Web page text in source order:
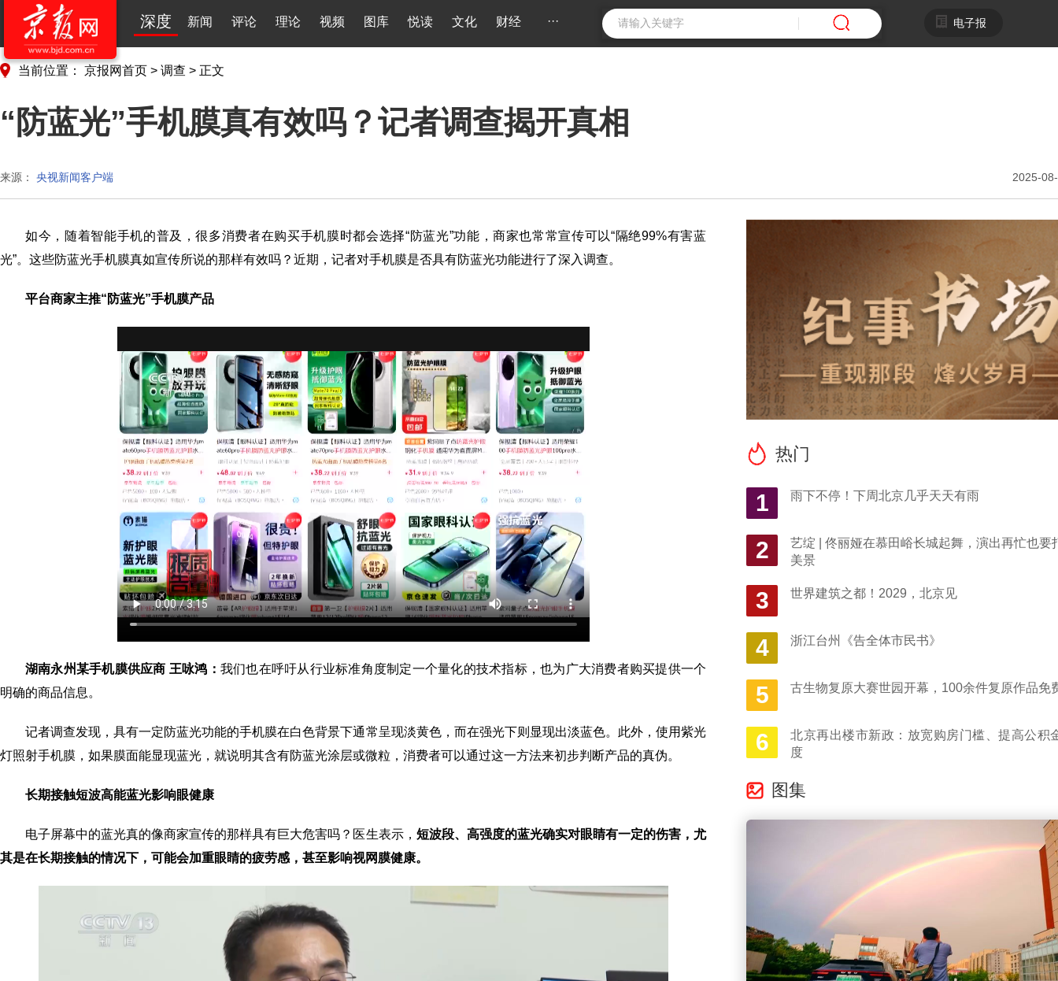
深度 新闻 评论 理论 视频 图库 悦读 文化 财经 ··· 电子报
当前位置： 京报网首页 > 调查 > 正文
“防蓝光”手机膜真有效吗？记者调查揭开真相
来源： 央视新闻客户端 2025-
如今，随着智能手机的普及，很多消费者在购买手机膜时都会选择“防蓝光”功能，商家也常常宣传可以“隔绝99%有害蓝
光”。这些防蓝光手机膜真如宣传所说的那样有效吗？近期，记者对手机膜是否具有防蓝光功能进行了深入调查。
平台商家主推“防蓝光”手机膜产品
湖南永州某手机膜供应商 王咏鸿： 我们也在呼吁从行业标准角度制定一个量化的技术指标，也为广大消费者购买提供一个
明确的商品信息。
记者调查发现，具有一定防蓝光功能的手机膜在白色背景下通常呈现淡黄色，而在强光下则显现出淡蓝色。此外，使用紫光
灯照射手机膜，如果膜面能显现蓝光，就说明其含有防蓝光涂层或微粒，消费者可以通过这一方法来初步判断产品的真伪。
长期接触短波高能蓝光影响眼健康
电子屏幕中的蓝光真的像商家宣传的那样具有巨大危害吗？医生表示， 短波段、高强度的蓝光确实对眼睛有一定的伤害，尤
其是在长期接触的情况下，可能会加重眼睛的疲劳感，甚至影响视网膜健康。
热门
1 雨下不停！下周北京几乎天天有雨
2
艺绽 | 佟丽娅在慕田峪长城起舞，演出再忙也要
美景
3 世界建筑之都！2029，北京见
4 浙江台州《告全体市民书》
5 古生物复原大赛世园开幕，100余件复原作品免
6
北京再出楼市新政：放宽购房门槛、提高公积
度
图集